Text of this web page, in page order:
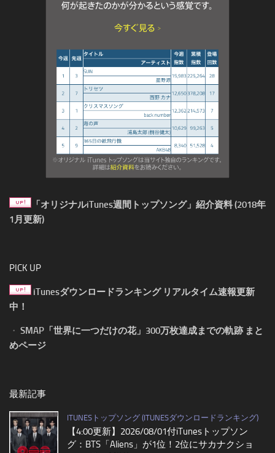
「オリジナルiTunes週間トップソング」紹介資料 (2018年
1月更新)
PICK UP
iTunesダウンロードランキング リアルタイム速報更新
中！
・ SMAP「世界に一つだけの花」300万枚達成までの軌跡 まと
めページ
最新記事
ITUNESトップソング (ITUNESダウンロードランキング)
【4:00更新】2026/08/01付iTunesトップソン
グ：BTS「Aliens」が1位！2位にサカナクショ